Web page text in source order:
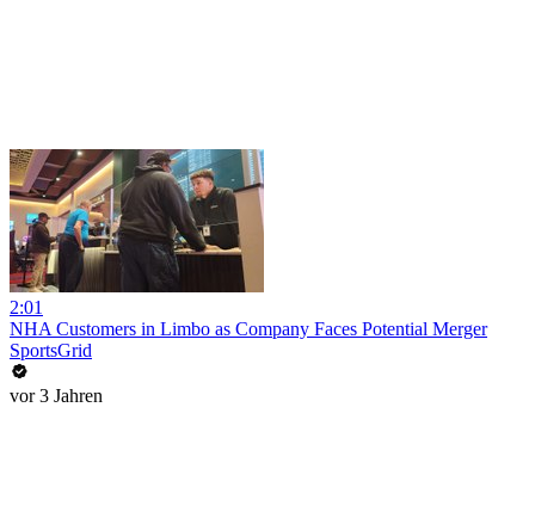
2:01
NHA Customers in Limbo as Company Faces Potential Merger
SportsGrid
vor 3 Jahren